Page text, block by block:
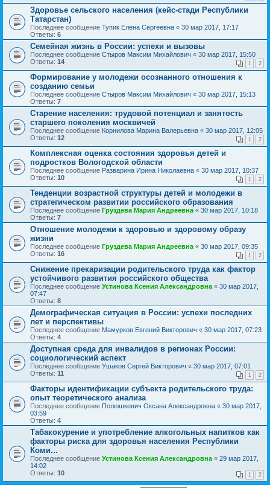
Здоровье сельского населения (кейс-стади Республики
Татарстан)
Последнее сообщение Тупик Елена Сергеевна « 30 мар 2017, 17:17
Ответы: 6
Семейная жизнь в России: успехи и вызовы
Последнее сообщение Стыров Максим Михайлович « 30 мар 2017, 15:50
Ответы: 14 1 2
Формирование у молодежи осознанного отношения к
созданию семьи
Последнее сообщение Стыров Максим Михайлович « 30 мар 2017, 15:13
Ответы: 7
Старение населения: трудовой потенциал и занятость
старшего поколения москвичей
Последнее сообщение Корнилова Марина Валерьевна « 30 мар 2017, 12:05
Ответы: 12 1 2
Комплексная оценка состояния здоровья детей и
подростков Вологодской области
Последнее сообщение Разварина Ирина Николаевна « 30 мар 2017, 10:37
Ответы: 10 1 2
Тенденции возрастной структуры детей и молодежи в
стратегическом развитии российского образования
Последнее сообщение Груздева Мария Андреевна « 30 мар 2017, 10:18
Ответы: 7
Отношение молодежи к здоровью и здоровому образу
жизни
Последнее сообщение Груздева Мария Андреевна « 30 мар 2017, 09:35
Ответы: 16 1 2
Cнижение прекаризации родительского труда как фактор
устойчивого развития российского общества
Последнее сообщение Устинова Ксения Александровна « 30 мар 2017,
07:47
Ответы: 8
Демографическая ситуация в России: успехи последних
лет и перспективы
Последнее сообщение Мамурков Евгений Викторович « 30 мар 2017, 07:23
Ответы: 4
Доступная среда для инвалидов в регионах России:
социологический аспект
Последнее сообщение Ушаков Сергей Викторович « 30 мар 2017, 07:01
Ответы: 11 1 2
Факторы идентификации субъекта родительского труда:
опыт теоретического анализа
Последнее сообщение Полюшкевич Оксана Александровна « 30 мар 2017,
03:59
Ответы: 4
Табакокурение и употребление алкогольных напитков как
факторы риска для здоровья населения Республики
Коми...
Последнее сообщение Устинова Ксения Александровна « 29 мар 2017,
14:02
Ответы: 10 1 2